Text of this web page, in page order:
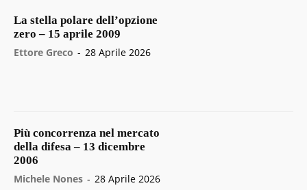
La stella polare dell’opzione
zero – 15 aprile 2009
Ettore Greco - 28 Aprile 2026
Più concorrenza nel mercato
della difesa – 13 dicembre
2006
Michele Nones - 28 Aprile 2026